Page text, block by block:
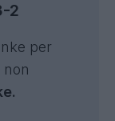
2
per